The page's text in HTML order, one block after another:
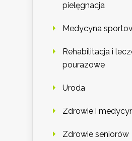
pielęgnacja
Medycyna
Rehabilitacja i
pourazowe
Uroda
Zdrowie i
Zdrowie seniorów